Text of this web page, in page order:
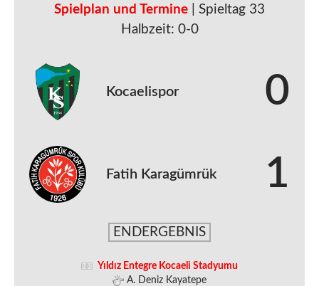
Spielplan und Termine
| Spieltag 33
Halbzeit: 0-0
Kocaelispor 0
Fatih Karagümrük 1
ENDERGEBNIS
Yıldız Entegre Kocaeli Stadyumu
A. Deniz Kayatepe